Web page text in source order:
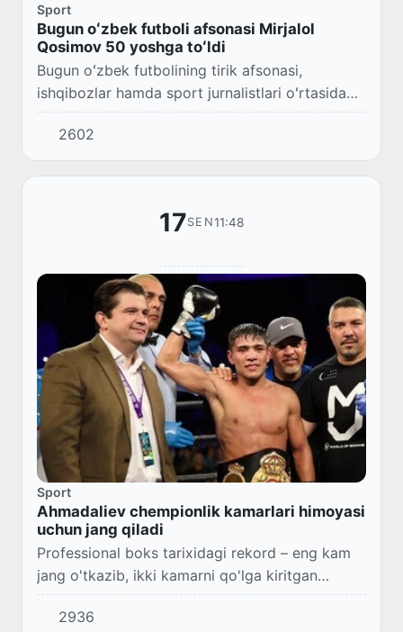
Sport
Bugun oʻzbek futboli afsonasi Mirjalol
Qosimov 50 yoshga toʻldi
Bugun oʻzbek futbolining tirik afsonasi,
ishqibozlar hamda sport jurnalistlari oʻrtasida
oʻtkazilgan soʻrovnomaga koʻra,
Oʻzbekistonning XX asrdagi eng yaxshi
futbolchilari uchligi...
2602
17SEN11:48
Sport
Ahmadaliev chempionlik kamarlari himoyasi
uchun jang qiladi
Professional boks tarixidagi rekord – eng kam
jang o'tkazib, ikki kamarni qo'lga kiritgan
hamyurtimiz Murodjon Ahmadalievning
navbatdagi jangi bo'yicha ma'lumotlar
2936